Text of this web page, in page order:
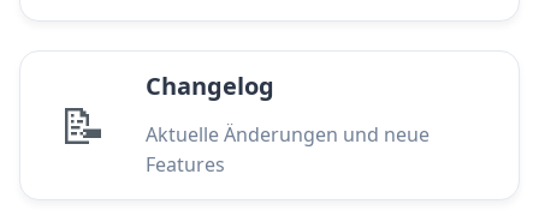
📝
Changelog
Aktuelle Änderungen und neue
Features